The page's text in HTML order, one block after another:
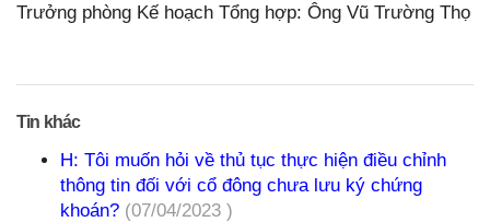
Trưởng phòng Kế hoạch Tổng hợp: Ông Vũ Trường Thọ
Tin khác
H: Tôi muốn hỏi về thủ tục thực hiện điều chỉnh
thông tin đối với cổ đông chưa lưu ký chứng
khoán? (07/04/2023 )